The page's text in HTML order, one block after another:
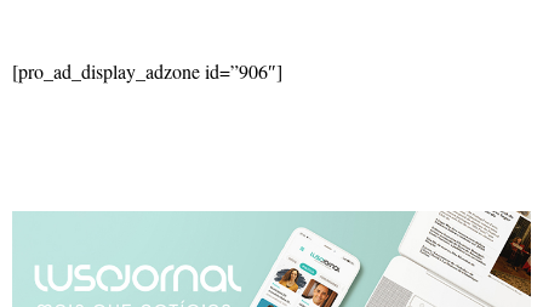
[pro_ad_display_adzone id=”906″]